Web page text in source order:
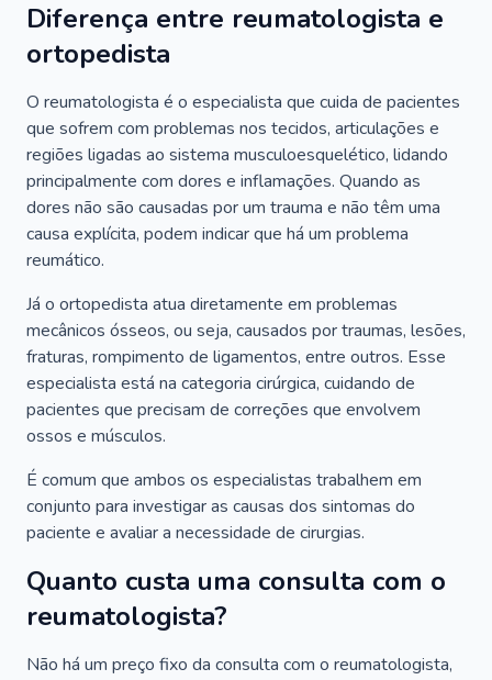
Diferença entre reumatologista e
ortopedista
O reumatologista é o especialista que cuida de pacientes
que sofrem com problemas nos tecidos, articulações e
regiões ligadas ao sistema musculoesquelético, lidando
principalmente com dores e inflamações. Quando as
dores não são causadas por um trauma e não têm uma
causa explícita, podem indicar que há um problema
reumático.
Já o ortopedista atua diretamente em problemas
mecânicos ósseos, ou seja, causados por traumas, lesões,
fraturas, rompimento de ligamentos, entre outros. Esse
especialista está na categoria cirúrgica, cuidando de
pacientes que precisam de correções que envolvem
ossos e músculos.
É comum que ambos os especialistas trabalhem em
conjunto para investigar as causas dos sintomas do
paciente e avaliar a necessidade de cirurgias.
Quanto custa uma consulta com o
reumatologista?
Não há um preço fixo da consulta com o reumatologista,